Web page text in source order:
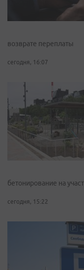
возврате переплаты
сегодня, 16:07
бетонирование на
сегодня, 15:22